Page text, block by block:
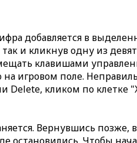
добавляется в
и кликнув одну из
клавишами
игровом поле.
Delete, кликом по клетке
Вернувшись позже,